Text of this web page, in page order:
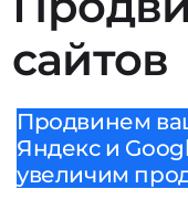
сайтов
Продвинем
Яндекс и
увеличим